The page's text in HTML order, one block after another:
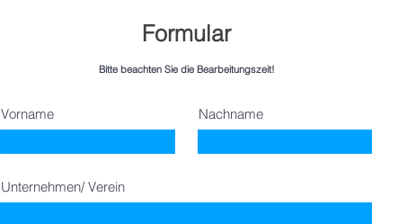
Formular
Bitte beachten Sie die Bearbeitungszeit!
Vorname Nachname
Unternehmen/ Verein